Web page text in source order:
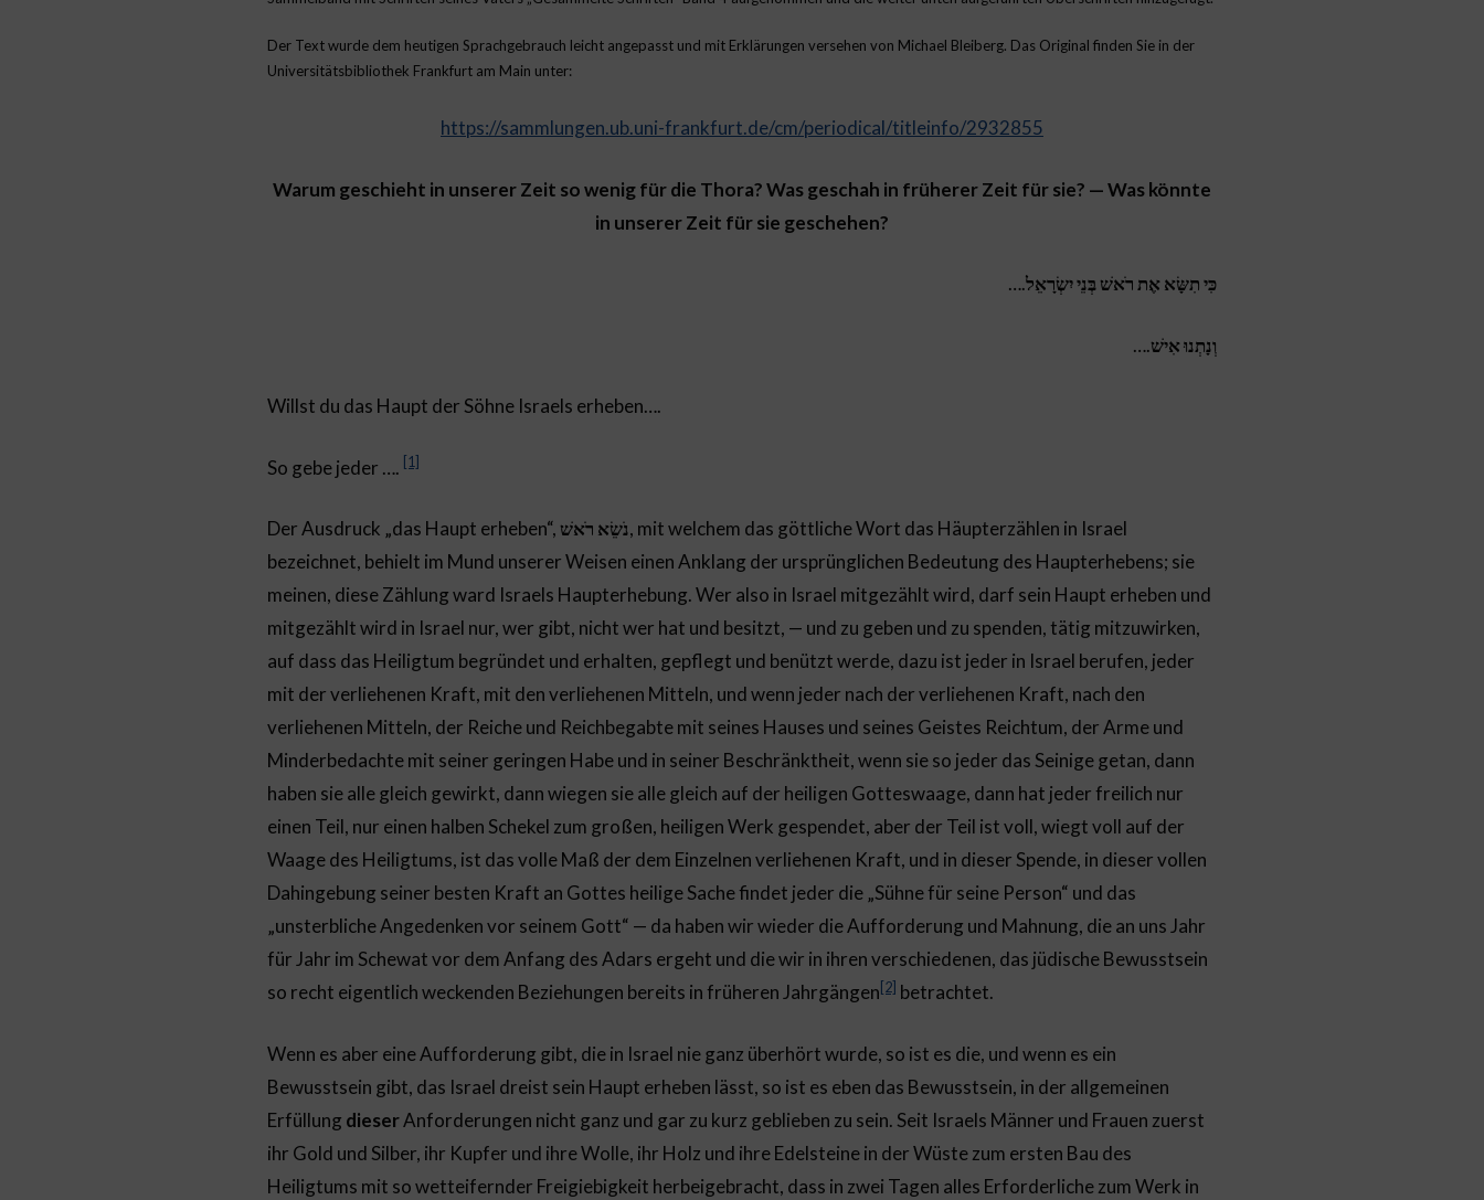
Der Text wurde dem heutigen Sprachgebrauch leicht angepasst und mit Erklärungen versehen von Michael Bleiberg. Das Original finden Sie in der
Universitätsbibliothek Frankfurt am Main unter:
https://sammlungen.ub.uni-frankfurt.de/cm/periodical/titleinfo/2932855
Warum geschieht in unserer Zeit so wenig für die Thora? Was geschah in früherer Zeit für sie? — Was könnte
in unserer Zeit für sie geschehen?
….כִּי תִשָּׂא אֶת רֹאשׁ בְּנֵי יִשְׂרָאֵל
….וְנָתְנוּ אִישׁ
Willst du das Haupt der Söhne Israels erheben….
So gebe jeder …. [1]
Der Ausdruck „das Haupt erheben“, נֹשֵׂא רֹאשׁ, mit welchem das göttliche Wort das Häupterzählen in Israel
bezeichnet, behielt im Mund unserer Weisen einen Anklang der ursprünglichen Bedeutung des Haupterhebens; sie
meinen, diese Zählung ward Israels Haupterhebung. Wer also in Israel mitgezählt wird, darf sein Haupt erheben und
mitgezählt wird in Israel nur, wer gibt, nicht wer hat und besitzt, — und zu geben und zu spenden, tätig mitzuwirken,
auf dass das Heiligtum begründet und erhalten, gepflegt und benützt werde, dazu ist jeder in Israel berufen, jeder
mit der verliehenen Kraft, mit den verliehenen Mitteln, und wenn jeder nach der verliehenen Kraft, nach den
verliehenen Mitteln, der Reiche und Reichbegabte mit seines Hauses und seines Geistes Reichtum, der Arme und
Minderbedachte mit seiner geringen Habe und in seiner Beschränktheit, wenn sie so jeder das Seinige getan, dann
haben sie alle gleich gewirkt, dann wiegen sie alle gleich auf der heiligen Gotteswaage, dann hat jeder freilich nur
einen Teil, nur einen halben Schekel zum großen, heiligen Werk gespendet, aber der Teil ist voll, wiegt voll auf der
Waage des Heiligtums, ist das volle Maß der dem Einzelnen verliehenen Kraft, und in dieser Spende, in dieser vollen
Dahingebung seiner besten Kraft an Gottes heilige Sache findet jeder die „Sühne für seine Person“ und das
„unsterbliche Angedenken vor seinem Gott“ — da haben wir wieder die Aufforderung und Mahnung, die an uns Jahr
für Jahr im Schewat vor dem Anfang des Adars ergeht und die wir in ihren verschiedenen, das jüdische Bewusstsein
so recht eigentlich weckenden Beziehungen bereits in früheren Jahrgängen[2] betrachtet.
Wenn es aber eine Aufforderung gibt, die in Israel nie ganz überhört wurde, so ist es die, und wenn es ein
Bewusstsein gibt, das Israel dreist sein Haupt erheben lässt, so ist es eben das Bewusstsein, in der allgemeinen
Erfüllung dieserAnforderungen nicht ganz und gar zu kurz geblieben zu sein. Seit Israels Männer und Frauen zuerst
ihr Gold und Silber, ihr Kupfer und ihre Wolle, ihr Holz und ihre Edelsteine in der Wüste zum ersten Bau des
Heiligtums mit so wetteifernder Freigiebigkeit herbeigebracht, dass in zwei Tagen alles Erforderliche zum Werk in